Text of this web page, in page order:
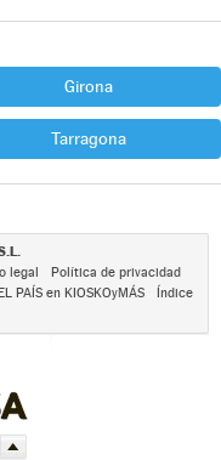
Girona
Tarragona
legal
Política de privacidad
PAÍS en KIOSKOyMÁS
Índice